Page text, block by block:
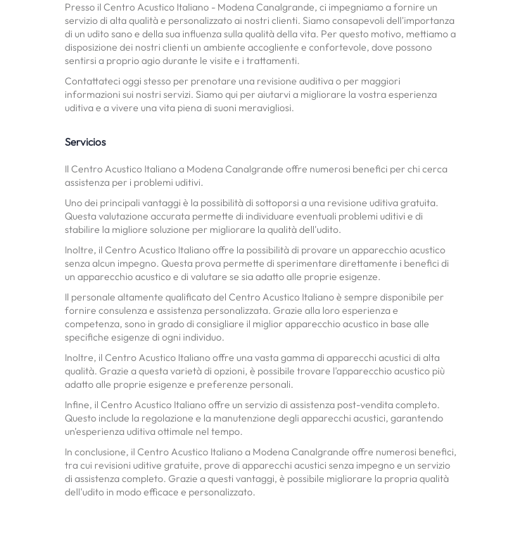
Presso il Centro Acustico Italiano - Modena Canalgrande, ci impegniamo a fornire un
servizio di alta qualità e personalizzato ai nostri clienti. Siamo consapevoli dell'importanza
di un udito sano e della sua influenza sulla qualità della vita. Per questo motivo, mettiamo a
disposizione dei nostri clienti un ambiente accogliente e confortevole, dove possono
sentirsi a proprio agio durante le visite e i trattamenti.
Contattateci oggi stesso per prenotare una revisione auditiva o per maggiori
informazioni sui nostri servizi. Siamo qui per aiutarvi a migliorare la vostra esperienza
uditiva e a vivere una vita piena di suoni meravigliosi.
Servicios
Il Centro Acustico Italiano a Modena Canalgrande offre numerosi benefici per chi cerca
assistenza per i problemi uditivi.
Uno dei principali vantaggi è la possibilità di sottoporsi a una revisione uditiva gratuita.
Questa valutazione accurata permette di individuare eventuali problemi uditivi e di
stabilire la migliore soluzione per migliorare la qualità dell'udito.
Inoltre, il Centro Acustico Italiano offre la possibilità di provare un apparecchio acustico
senza alcun impegno. Questa prova permette di sperimentare direttamente i benefici di
un apparecchio acustico e di valutare se sia adatto alle proprie esigenze.
Il personale altamente qualificato del Centro Acustico Italiano è sempre disponibile per
fornire consulenza e assistenza personalizzata. Grazie alla loro esperienza e
competenza, sono in grado di consigliare il miglior apparecchio acustico in base alle
specifiche esigenze di ogni individuo.
Inoltre, il Centro Acustico Italiano offre una vasta gamma di apparecchi acustici di alta
qualità. Grazie a questa varietà di opzioni, è possibile trovare l'apparecchio acustico più
adatto alle proprie esigenze e preferenze personali.
Infine, il Centro Acustico Italiano offre un servizio di assistenza post-vendita completo.
Questo include la regolazione e la manutenzione degli apparecchi acustici, garantendo
un'esperienza uditiva ottimale nel tempo.
In conclusione, il Centro Acustico Italiano a Modena Canalgrande offre numerosi benefici,
tra cui revisioni uditive gratuite, prove di apparecchi acustici senza impegno e un servizio
di assistenza completo. Grazie a questi vantaggi, è possibile migliorare la propria qualità
dell'udito in modo efficace e personalizzato.